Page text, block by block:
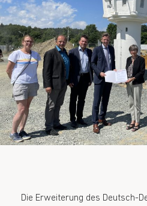
Die Erweiterung des Deutsch-